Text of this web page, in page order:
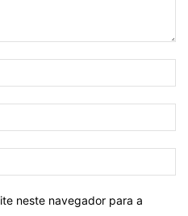
neste navegador para a